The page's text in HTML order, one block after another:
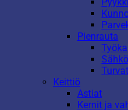
Pienrauta
Keittiö
Astiat
Kernit ja